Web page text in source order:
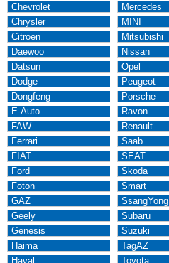
Chevrolet
Chrysler
Citroen
Daewoo
Datsun
Dodge
Dongfeng
E-Auto
FAW
Ferrari
FIAT
Ford
Foton
GAZ
Geely
Genesis
Haima
Haval
Mercedes
MINI
Mitsubishi
Nissan
Opel
Peugeot
Porsche
Ravon
Renault
Saab
SEAT
Skoda
Smart
SsangYong
Subaru
Suzuki
TagAZ
Toyota